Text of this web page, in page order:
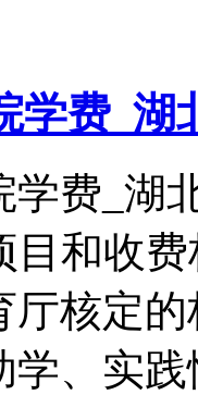
学费_湖
学费_湖
目和收
厅核定
学、实